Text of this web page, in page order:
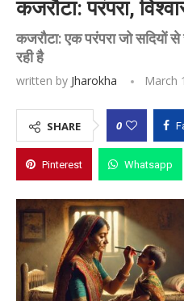
कजरौटा: परंपरा,
कजरौटा: एक परंपरा जो सदियों
रही है
written by Jharokha March
SHARE 0
Pinterest Whatsapp